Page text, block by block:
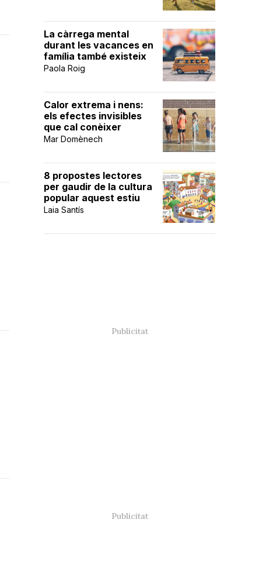
La càrrega mental
durant les vacances en
família també existeix
Paola Roig
Calor extrema i nens:
els efectes invisibles
que cal conèixer
Mar Domènech
8 propostes lectores
per gaudir de la cultura
popular aquest estiu
Laia Santís